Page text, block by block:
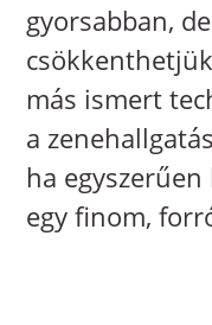
gyorsabban,
más ismert
a
ha
egy finom,